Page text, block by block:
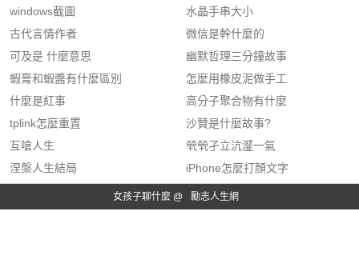
windows截圖
古代言情作者
可及是 什麼意思
蝦膏和蝦醬有什麼區別
什麼是紅事
tplink怎麼重置
互嗆人生
涅槃人生結局
水晶手串大小
微信是幹什麼的
幽默哲理三分鐘故事
怎麼用橡皮泥做手工
高分子聚合物有什麼
沙贊是什麼故事?
煢煢孑立沆瀣一氣
iPhone怎麼打顏文字
女孩子聊什麼 @ 勵志人生網